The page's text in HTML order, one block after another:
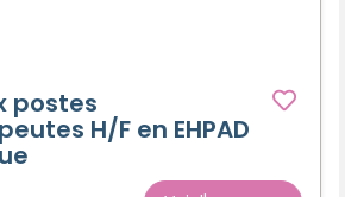
postes
H/F en EHPAD